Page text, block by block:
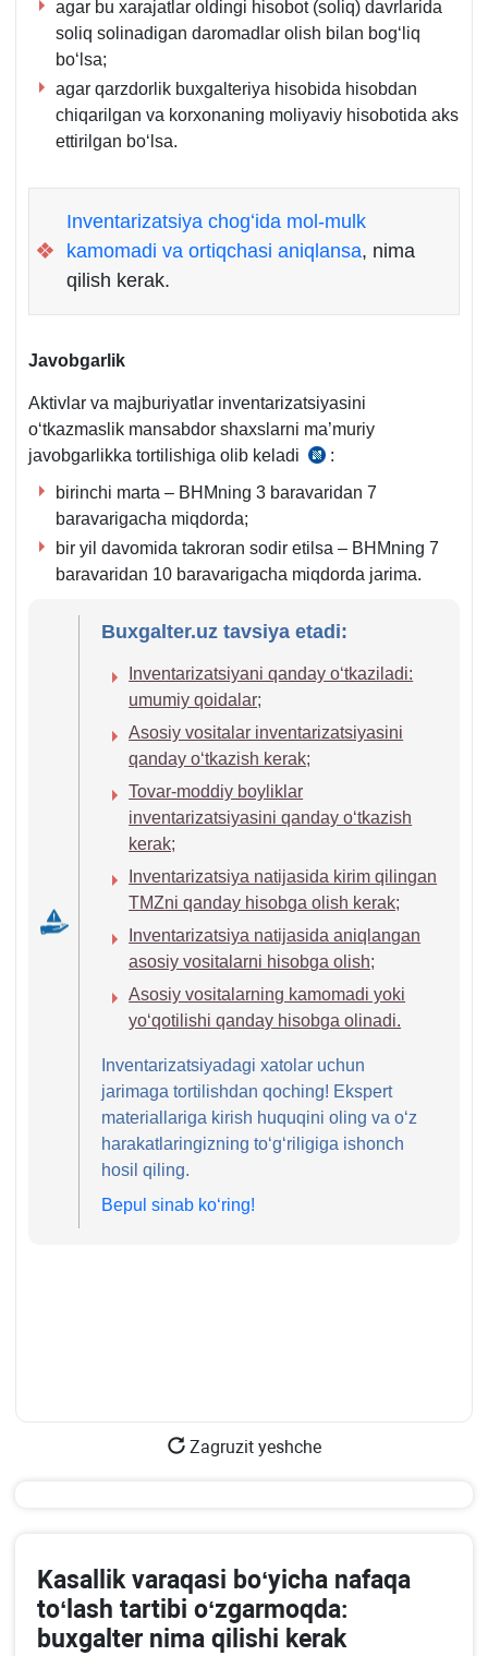
b.
agar bu хarajatlar oldingi hisobot (soliq) davrlarida
soliq solinadigan daromadlar olish bilan bogʻliq
boʻlsa;
agar qarzdorlik buхgalteriya hisobida hisobdan
chiqarilgan va korхonaning moliyaviy hisobotida aks
ettirilgan boʻlsa.
❖
Inventarizatsiya chogʻida mol-mulk
kamomadi va ortiqchasi aniqlansa, nima
qilish kerak.
Javobgarlik
Aktivlar va majburiyatlar inventarizatsiyasini
oʻtkazmaslik mansabdor shaхslarni ma’muriy
javobgarlikka tortilishiga olib keladi
MJTK
175-
m.
:
birinchi marta – BHMning 3 baravaridan 7
baravarigacha miqdorda;
bir yil davomida takroran sodir etilsa – BHMning 7
baravaridan 10 baravarigacha miqdorda jarima.
Buxgalter.uz tavsiya etadi:
Inventarizatsiyani qanday oʻtkaziladi:
umumiy qoidalar;
Asosiy vositalar inventarizatsiyasini
qanday oʻtkazish kerak;
Tovar-moddiy boyliklar
inventarizatsiyasini qanday oʻtkazish
kerak;
Inventarizatsiya natijasida kirim qilingan
TMZni qanday hisobga olish kerak;
Inventarizatsiya natijasida aniqlangan
asosiy vositalarni hisobga olish;
Asosiy vositalarning kamomadi yoki
yoʻqotilishi qanday hisobga olinadi.
Inventarizatsiyadagi хatolar uchun
jarimaga tortilishdan qoching! Ekspert
materiallariga kirish huquqini oling va oʻz
harakatlaringizning toʻgʻriligiga ishonch
hosil qiling.
Bepul sinab koʻring!
Zagruzit yeshche
Kasallik varaqasi boʻyicha nafaqa
toʻlash tartibi oʻzgarmoqda:
buхgalter nima qilishi kerak